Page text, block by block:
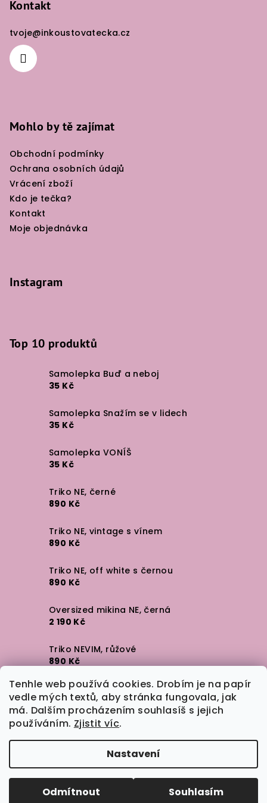
Tenhle web používá cookies. Drobím je na papír
vedle mých textů, aby stránka fungovala, jak
má. Dalším procházením souhlasíš s jejich
používáním. Zjistit víc.
Nastavení
Odmítnout Souhlasím
Kontakt
tvoje@inkoustovatecka.cz
Mohlo by tě zajímat
Obchodní podmínky
Ochrana osobních údajů
Vrácení zboží
Kdo je tečka?
Kontakt
Moje objednávka
Instagram
Top 10 produktů
Samolepka Buď a neboj
35 Kč
Samolepka Snažím se v lidech
35 Kč
Samolepka VONÍŠ
35 Kč
Triko NE, černé
890 Kč
Triko NE, vintage s vínem
890 Kč
Triko NE, off white s černou
890 Kč
Oversized mikina NE, černá
2 190 Kč
Triko NEVIM, růžové
890 Kč
Triko NEVIM, off white
890 Kč
Samolepka NE
35 Kč
Upravit nastavení cookies